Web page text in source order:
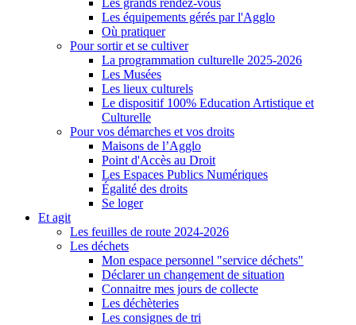
Les grands rendez-vous
Les équipements gérés par l'Agglo
Où pratiquer
Pour sortir et se cultiver
La programmation culturelle 2025-2026
Les Musées
Les lieux culturels
Le dispositif 100% Education Artistique et
Culturelle
Pour vos démarches et vos droits
Maisons de l’Agglo
Point d'Accès au Droit
Les Espaces Publics Numériques
Égalité des droits
Se loger
Et agit
Les feuilles de route 2024-2026
Les déchets
Mon espace personnel "service déchets"
Déclarer un changement de situation
Connaitre mes jours de collecte
Les déchèteries
Les consignes de tri